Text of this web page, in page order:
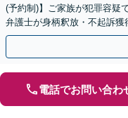
(予約制)】ご家族が犯罪容疑
弁護士が身柄釈放・不起訴
月100名以上の相談実績】【
電話でお問い合わ